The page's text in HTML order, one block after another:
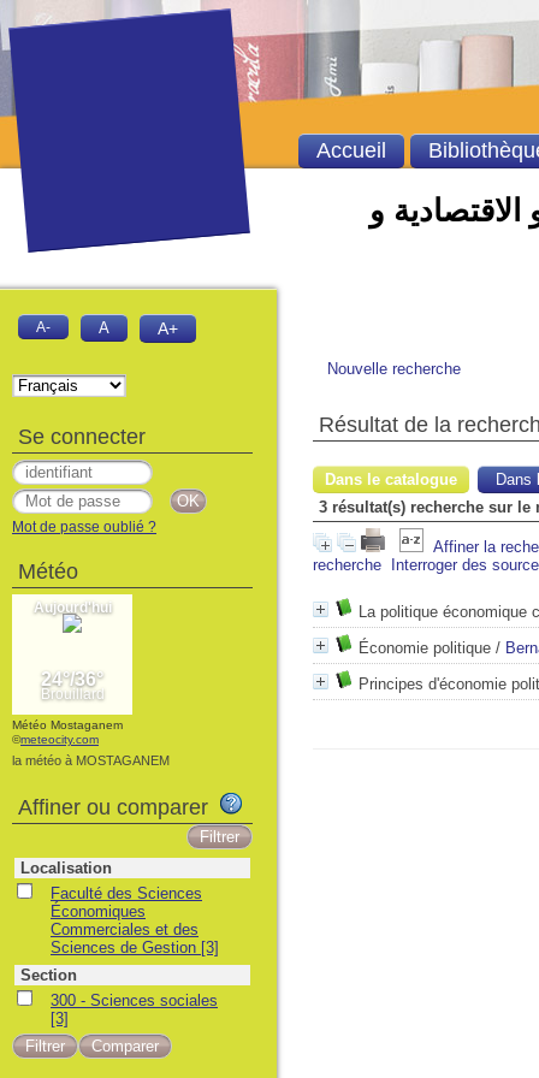
الاقتصادية و
Nouvelle recherche
Résultat de la
Dans le catalogue
Dans
3 résultat(s) recherche sur
Affiner la
recherche
Interroger des
La politique économique
Économie politique /
Principes d'économie
Accueil
A- A A+
Se connecter
Mot de passe oublié ?
Météo
Météo Mostaganem
©meteocity.com
la météo à MOSTAGANEM
Affiner ou comparer
Localisation
Faculté des Sciences
Économiques
Commerciales et des
Sciences de Gestion [3]
Section
300 - Sciences sociales
[3]